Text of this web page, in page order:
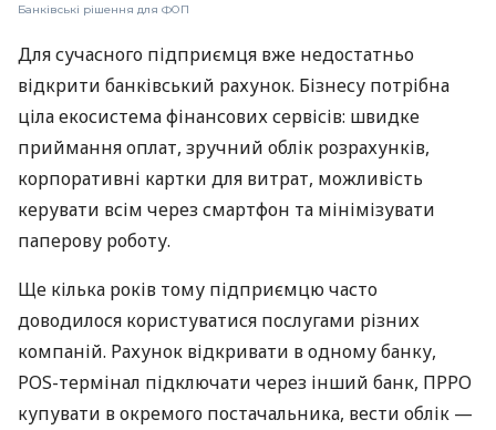
Банківські рішення для ФОП
Для сучасного підприємця вже недостатньо
відкрити банківський рахунок. Бізнесу потрібна
ціла екосистема фінансових сервісів: швидке
приймання оплат, зручний облік розрахунків,
корпоративні картки для витрат, можливість
керувати всім через смартфон та мінімізувати
паперову роботу.
Ще кілька років тому підприємцю часто
доводилося користуватися послугами різних
компаній. Рахунок відкривати в одному банку,
POS-термінал підключати через інший банк, ПРРО
купувати в окремого постачальника, вести облік —